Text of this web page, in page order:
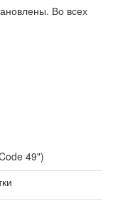
Во всех
49")